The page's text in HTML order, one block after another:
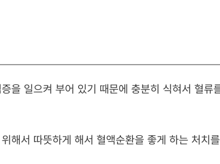
을 일으켜 부어 있기 때문에 충분히 식혀서 혈류
해서 따뜻하게 해서 혈액순환을 좋게 하는 처치